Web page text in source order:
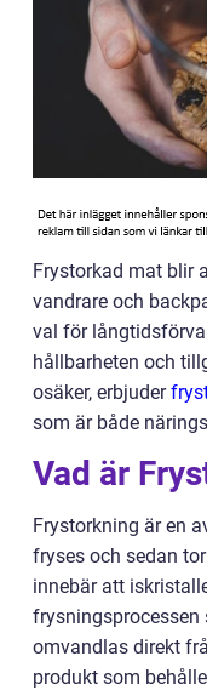
Frystorkad mat blir
vandrare och
val för
hållbarheten och
osäker, erbjuder
som är både
Vad är
Frystorkning är en
fryses och sedan
innebär att
frysningsprocessen
omvandlas direkt
produkt som